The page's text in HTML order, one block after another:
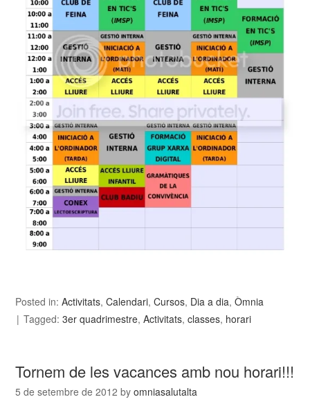
Posted in:Activitats,Calendari,Cursos, Dia a dia,Òmnia
Tagged:3er quadrimestre,Activitats,classes, horari
Tornem de les vacances amb nou horari!!!
5 de setembre de 2012 byomniasalutalta